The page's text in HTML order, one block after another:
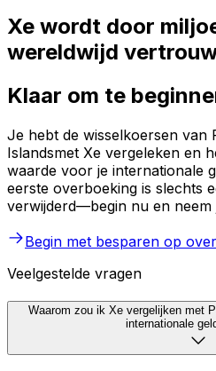
Xe wordt door
wereldwijd
Klaar om te
Je hebt de wisselkoersen van
Islandsmet Xe vergeleken en
waarde voor je internationale
eerste overboeking is slechts
verwijderd—begin nu en neem
Begin met besparen op
Veelgestelde vragen
Waarom zou ik Xe vergelijken met
internationale